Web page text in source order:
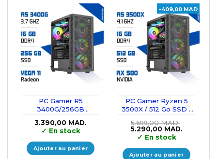
PC Gamer R5
3400G/256GB
Vega11
3.390,00 MAD.
✓ En stock
Ajouter au panier
-409,00 MAD
PC Gamer Ryzen 5
3500X / 512 Go SSD /
5.699,00MAD.
Le
prix
initial
était :
5.699,00 MAD..
5.290,00 MAD.Le
est :
5.290,00
✓ En stock
Ajouter au panier